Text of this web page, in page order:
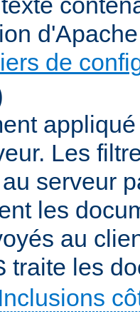
de
Les
serveur
les
au
traite les